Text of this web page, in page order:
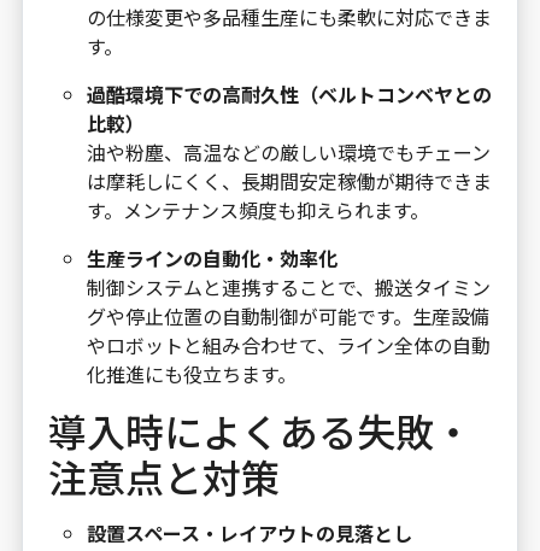
の仕様変更や多品種生産にも柔軟に対応できま
す。
過酷環境下での高耐久性（ベルトコンベヤとの
比較）
油や粉塵、高温などの厳しい環境でもチェーン
は摩耗しにくく、長期間安定稼働が期待できま
す。メンテナンス頻度も抑えられます。
生産ラインの自動化・効率化
制御システムと連携することで、搬送タイミン
グや停止位置の自動制御が可能です。生産設備
やロボットと組み合わせて、ライン全体の自動
化推進にも役立ちます。
導入時によくある失敗・
注意点と対策
設置スペース・レイアウトの見落とし